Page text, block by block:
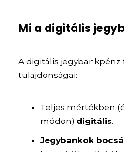
Mi a digitális
A digitális jegybankpénz
tulajdonságai:
Teljes mértékben
módon) digitális.
Jegybankok